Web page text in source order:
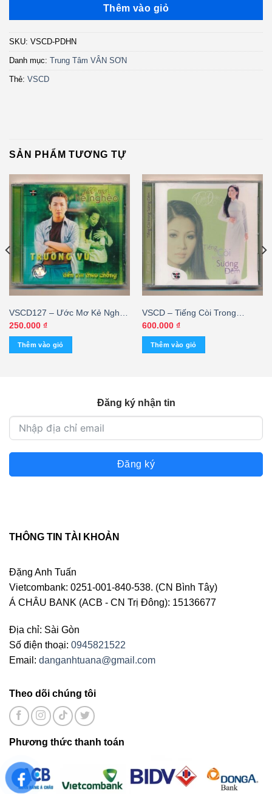
Thêm vào giỏ
SKU: VSCD-PDHN
Danh mục: Trung Tâm VÂN SƠN
Thẻ: VSCD
SẢN PHẨM TƯƠNG TỰ
VSCD127 – Ước Mơ Kẻ Nghèo
– Tiễn Em Theo Chồng –
Trường Vũ
250.000 ₫
Thêm vào giỏ
VSCD – Tiếng Còi Trong
Sương Đêm – Tâm Đoan 7
(Discfarm) KGCQN
600.000 ₫
Thêm vào giỏ
Đăng ký nhận tin
Đăng ký
THÔNG TIN TÀI KHOẢN
Đặng Anh Tuấn
Vietcombank: 0251-001-840-538. (CN Bình Tây)
Á CHÂU BANK (ACB - CN Trị Đông): 15136677
Địa chỉ: Sài Gòn
Số điện thoại: 0945821522
Email: danganhtuana@gmail.com
Theo dõi chúng tôi
Phương thức thanh toán